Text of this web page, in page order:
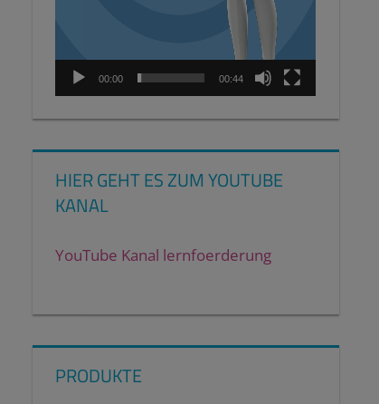
00:00 00:44
HIER GEHT ES ZUM YOUTUBE
KANAL
YouTube Kanal lernfoerderung
PRODUKTE